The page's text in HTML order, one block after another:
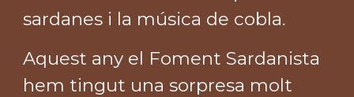
sardanes i la música de cobla.
Aquest any el Foment Sardanista
hem tingut una sorpresa molt